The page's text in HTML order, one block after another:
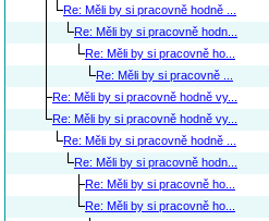
Re: Měli by si pracovně hodně ...
Re: Měli by si pracovně hodn...
Re: Měli by si pracovně ho...
Re: Měli by si pracovně ...
Re: Měli by si pracovně hodně vy...
Re: Měli by si pracovně hodně vy...
Re: Měli by si pracovně hodně ...
Re: Měli by si pracovně hodn...
Re: Měli by si pracovně ho...
Re: Měli by si pracovně ho...